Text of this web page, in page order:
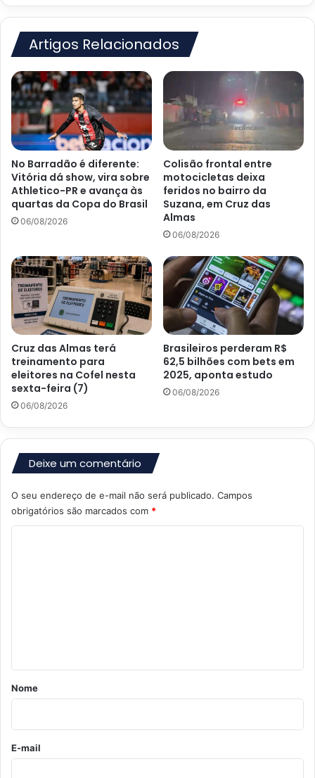
Artigos Relacionados
No Barradão é diferente:
Vitória dá show, vira sobre
Athletico-PR e avança às
quartas da Copa do Brasil
06/08/2026
Colisão frontal entre
motocicletas deixa
feridos no bairro da
Suzana, em Cruz das
Almas
06/08/2026
Cruz das Almas terá
treinamento para
eleitores na Cofel nesta
sexta-feira (7)
06/08/2026
Brasileiros perderam R$
62,5 bilhões com bets em
2025, aponta estudo
06/08/2026
Deixe um comentário
O seu endereço de e-mail não será publicado. Campos
obrigatórios são marcados com *
r
o
*
Nome
E-mail